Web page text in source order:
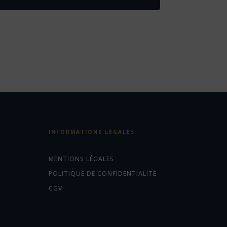
INFORMATIONS LÉGALES
MENTIONS LÉGALES
POLITIQUE DE CONFIDENTIALITÉ
CGV